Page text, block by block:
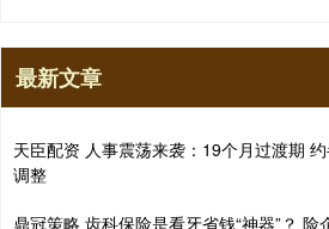
最新文章
天臣配资 人事震荡来袭：19个月过渡期
调整
鼎冠策略 齿科保险是看牙省钱“神器”？ 险